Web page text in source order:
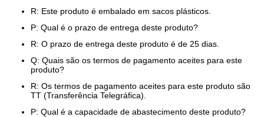
R: Este produto é embalado em sacos plásticos.
P: Qual é o prazo de entrega deste produto?
R: O prazo de entrega deste produto é de 25 dias.
Q: Quais são os termos de pagamento aceites para este
produto?
R: Os termos de pagamento aceites para este produto são
TT (Transferência Telegráfica).
P: Qual é a capacidade de abastecimento deste produto?